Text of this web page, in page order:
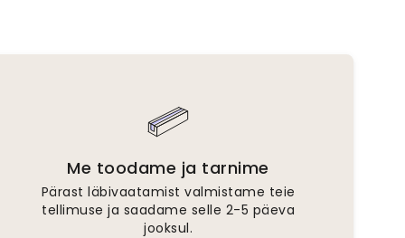
Me toodame ja tarnime
Pärast läbivaatamist valmistame teie
tellimuse ja saadame selle 2-5 päeva
jooksul.